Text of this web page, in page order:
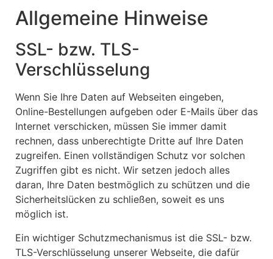
Allgemeine Hinweise
SSL- bzw. TLS-
Verschlüsselung
Wenn Sie Ihre Daten auf Webseiten eingeben,
Online-Bestellungen aufgeben oder E-Mails über das
Internet verschicken, müssen Sie immer damit
rechnen, dass unberechtigte Dritte auf Ihre Daten
zugreifen. Einen vollständigen Schutz vor solchen
Zugriffen gibt es nicht. Wir setzen jedoch alles
daran, Ihre Daten bestmöglich zu schützen und die
Sicherheitslücken zu schließen, soweit es uns
möglich ist.
Ein wichtiger Schutzmechanismus ist die SSL- bzw.
TLS-Verschlüsselung unserer Webseite, die dafür